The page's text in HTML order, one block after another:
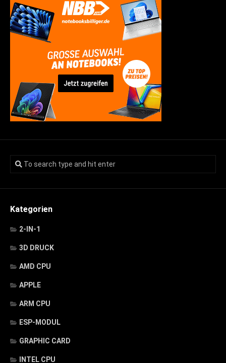
Kategorien
2-IN-1
3D DRUCK
AMD CPU
APPLE
ARM CPU
ESP-MODUL
GRAPHIC CARD
INTEL CPU